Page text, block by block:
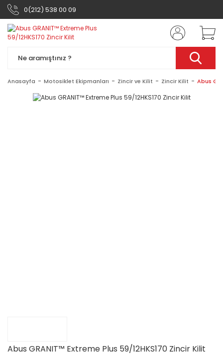
0(212) 538 00 09
Anasayfa Motosiklet Ekipmanları Zincir ve Kilit Zincir Kilit Abus
Abus GRANIT™ Extreme Plus 59/12HKS170 Zincir Kilit